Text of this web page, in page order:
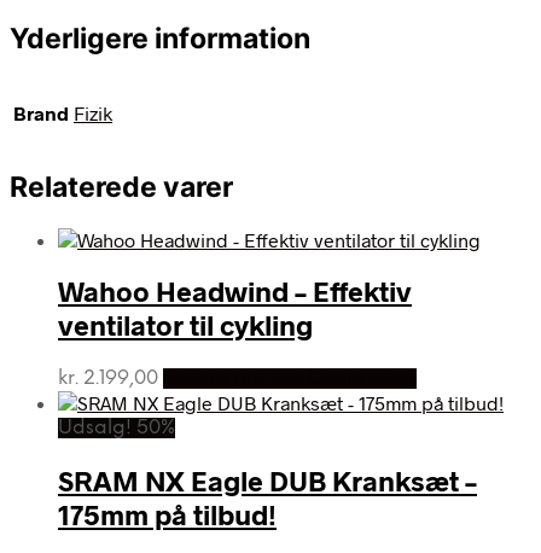
Yderligere information
Brand Fizik
Relaterede varer
Wahoo Headwind – Effektiv
ventilator til cykling
kr. 2.199,00
Udsalg! 50%
SRAM NX Eagle DUB Kranksæt –
175mm på tilbud!